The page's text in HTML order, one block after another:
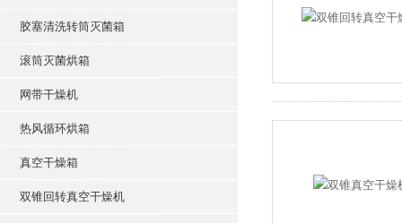
胶塞清洗转筒灭菌箱
滚筒灭菌烘箱
网带干燥机
热风循环烘箱
真空干燥箱
双锥回转真空干燥机